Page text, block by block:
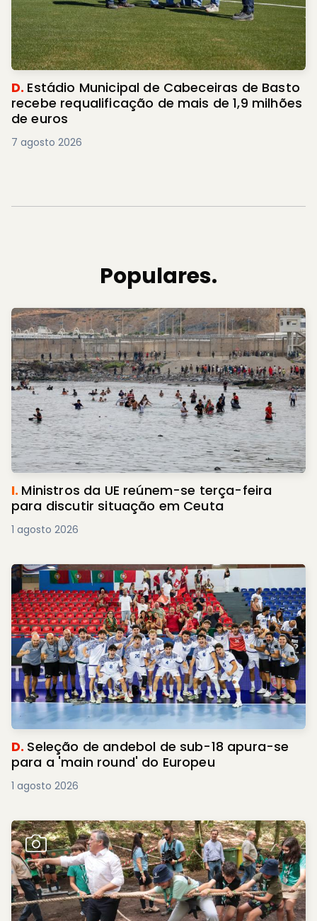
D. Estádio Municipal de Cabeceiras de Basto
recebe requalificação de mais de 1,9 milhões
de euros
7 agosto 2026
Populares.
I. Ministros da UE reúnem-se terça-feira
para discutir situação em Ceuta
1 agosto 2026
D. Seleção de andebol de sub-18 apura-se
para a 'main round' do Europeu
1 agosto 2026